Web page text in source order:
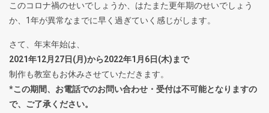
このコロナ禍のせいでしょうか、はたまた更年期のせいでしょう
か、1年が異常なまでに早く過ぎていく感じがします。
さて、年末年始は、
2021年12月27日(月)から2022年1月6日(木)まで
制作も教室もお休みさせていただきます。
*この期間、お電話でのお問い合わせ・受付は不可能となりますの
で、ご了承ください。